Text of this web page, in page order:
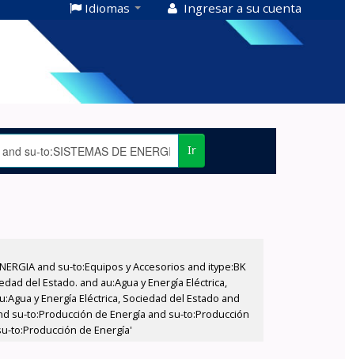
Idiomas Ingresar a su cuenta
Ir
and su-to:Equipos y Accesorios and itype:BK
del Estado. and au:Agua y Energía Eléctrica,
y Energía Eléctrica, Sociedad del Estado and
su-to:Producción de Energía and su-to:Producción
to:Producción de Energía'